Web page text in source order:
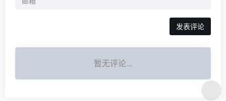
发表评论
暂无评论...